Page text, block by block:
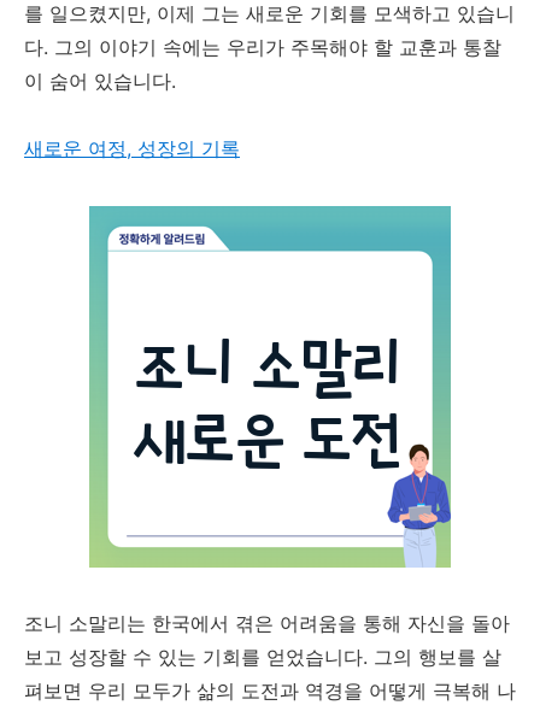
를 일으켰지만, 이제 그는 새로운 기회를 모색하고 있습니
다. 그의 이야기 속에는 우리가 주목해야 할 교훈과 통찰
이 숨어 있습니다.
새로운 여정, 성장의 기록
조니 소말리는 한국에서 겪은 어려움을 통해 자신을 돌아
보고 성장할 수 있는 기회를 얻었습니다. 그의 행보를 살
펴보면 우리 모두가 삶의 도전과 역경을 어떻게 극복해 나